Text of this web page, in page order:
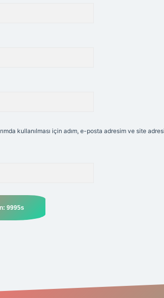
kullanılması için adım, e-posta adresim ve site